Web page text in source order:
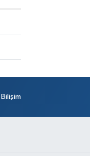
Bilişim